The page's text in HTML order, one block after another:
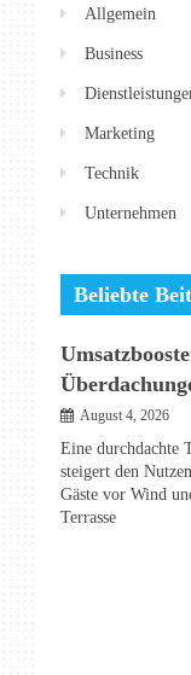
Allgemein
Business
Marketing
Technik
Unternehmen
Beliebte
August 4, 2026
Eine durchdachte
steigert den
Gäste vor Wind
Terrasse